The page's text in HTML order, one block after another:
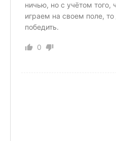
ничью, но с учётом того,
играем на своем поле,
победить.
0